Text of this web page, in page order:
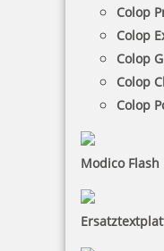
Colop
Colop
Colop
Colop
Colop
Modico Flash
Exlibris-
Sie wollen auf
Buch oder das
die Exlibris-
NACH WUNSCHSTEMPEL